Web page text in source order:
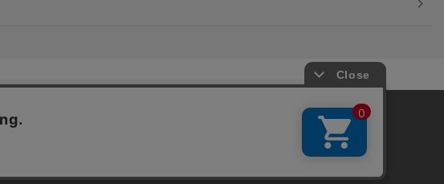
を目的としてCookieを使用しています。